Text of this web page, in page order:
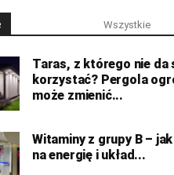
Wszystkie
Taras, z którego nie da
korzystać? Pergola
może zmienić...
Witaminy z grupy B –
na energię i układ...